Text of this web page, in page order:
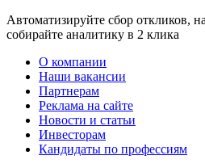
Автоматизируйте сбор откликов,
собирайте аналитику в 2 клика
О компании
Наши вакансии
Партнерам
Реклама на сайте
Новости и статьи
Инвесторам
Кандидаты по профессиям